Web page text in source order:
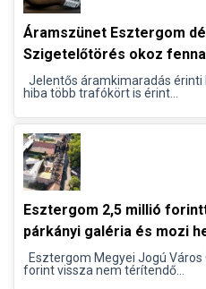
Áramszünet Esztergom
Szigetelőtörés okoz
Jelentős áramkimaradás
hiba több trafókört is érint...
Esztergom 2,5 millió
párkányi galéria és mozi
Esztergom Megyei Jogú
forint vissza nem térítendő...